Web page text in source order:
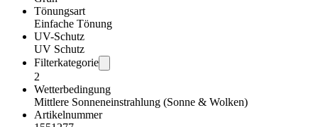
Tönungsart
Einfache Tönung
UV-Schutz
UV Schutz
Filterkategorie
2
Wetterbedingung
Mittlere Sonneneinstrahlung (Sonne & Wolken)
Artikelnummer